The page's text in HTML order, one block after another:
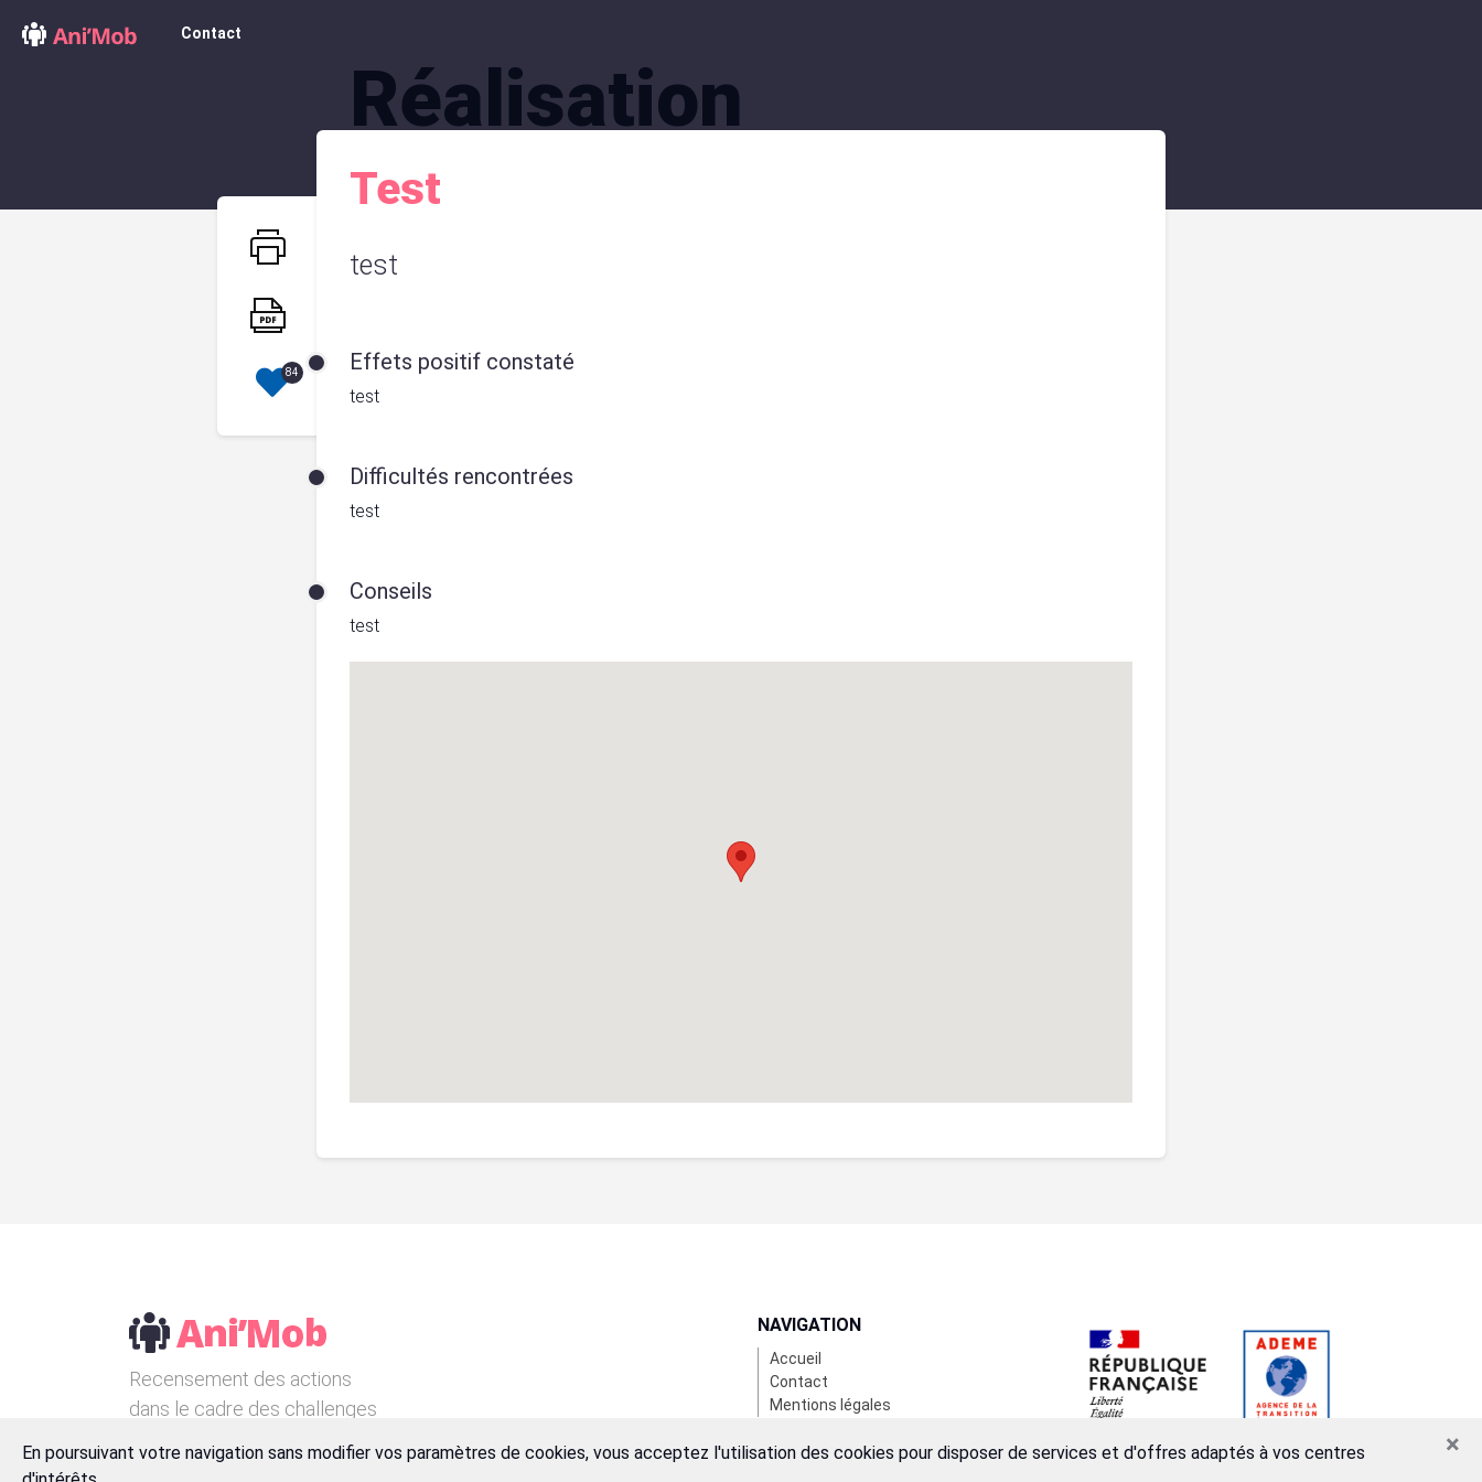
Contact
Réalisation
84
Test
test
Effets positif constaté
test
Difficultés rencontrées
test
Conseils
test
Recensement des actions
dans le cadre des challenges
NAVIGATION
Accueil
Contact
Mentions légales
×
En poursuivant votre navigation sans modifier vos paramètres de cookies, vous acceptez l'utilisation des cookies pour disposer de services et d'offres adaptés à vos centres